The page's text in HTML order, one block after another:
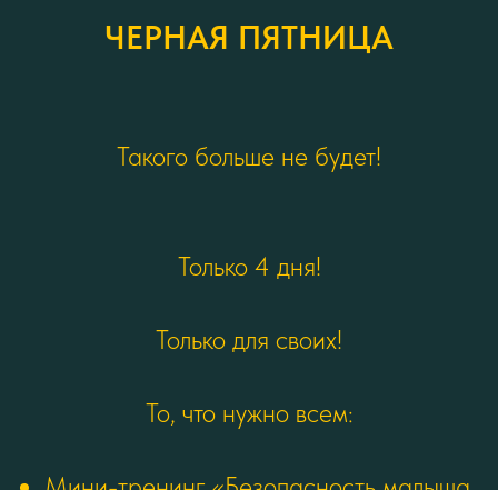
ЧЕРНАЯ ПЯТНИЦА
Такого больше не будет!
Только 4 дня!
Только для своих!
То, что нужно всем: